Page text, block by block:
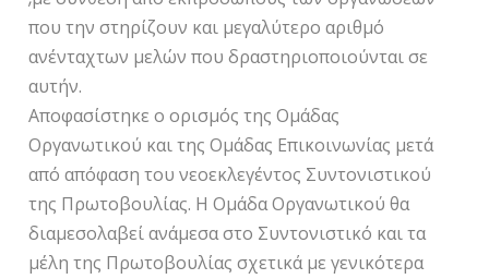
που την στηρίζουν και μεγαλύτερο αριθμό
ανένταχτων μελών που δραστηριοποιούνται σε
αυτήν.
Αποφασίστηκε ο ορισμός της Ομάδας
Οργανωτικού και της Ομάδας Επικοινωνίας μετά
από απόφαση του νεοεκλεγέντος Συντονιστικού
της Πρωτοβουλίας. Η Ομάδα Οργανωτικού θα
διαμεσολαβεί ανάμεσα στο Συντονιστικό και τα
μέλη της Πρωτοβουλίας σχετικά με γενικότερα